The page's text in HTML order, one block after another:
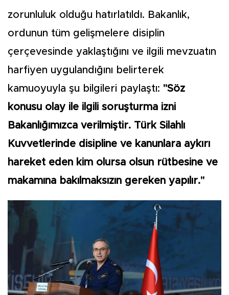
zorunluluk olduğu hatırlatıldı. Bakanlık,
ordunun tüm gelişmelere disiplin
çerçevesinde yaklaştığını ve ilgili mevzuatın
harfiyen uygulandığını belirterek
kamuoyuyla şu bilgileri paylaştı: "Söz
konusu olay ile ilgili soruşturma izni
Bakanlığımızca verilmiştir. Türk Silahlı
Kuvvetlerinde disipline ve kanunlara aykırı
hareket eden kim olursa olsun rütbesine ve
makamına bakılmaksızın gereken yapılır."